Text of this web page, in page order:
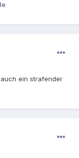
ein strafender